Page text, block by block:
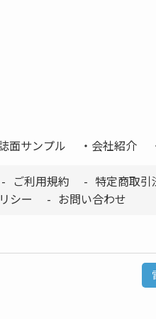
面サンプル 会社紹介
ご利用規約
特定商取引
シー
お問い合わせ